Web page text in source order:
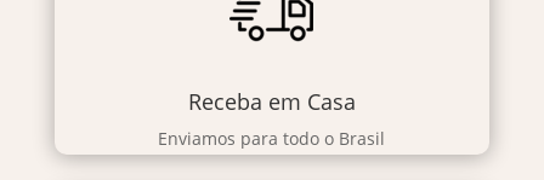
Receba em Casa
Enviamos para todo o Brasil